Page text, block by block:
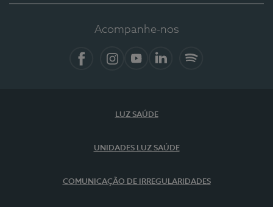
Acompanhe-nos
LUZ SAÚDE
UNIDADES LUZ SAÚDE
COMUNICAÇÃO DE IRREGULARIDADES